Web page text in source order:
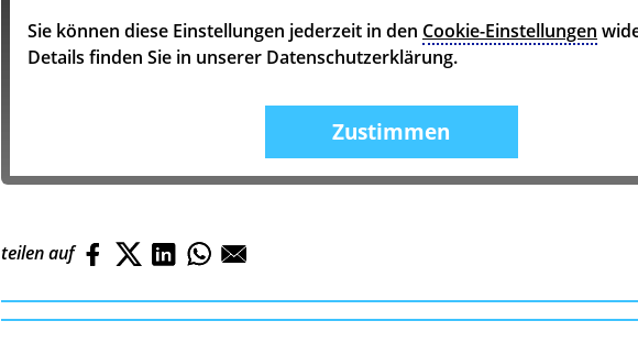
Sie können diese Einstellungen jederzeit in den Cookie-Einstellungen
Details finden Sie in unserer Datenschutzerklärung.
Zustimmen
teilen auf